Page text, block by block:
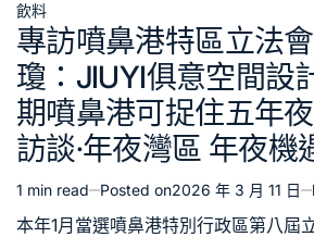
Posted
in
飲料
專訪噴鼻港特區立法
瓊：JIUYI俱意空間設
期噴鼻港可捉住五年
訪談·年夜灣區 年夜機
Estimated
read
1 min read Posted on2026 年 3 月 11 日
本年1月當選噴鼻港特別行政區第八屆